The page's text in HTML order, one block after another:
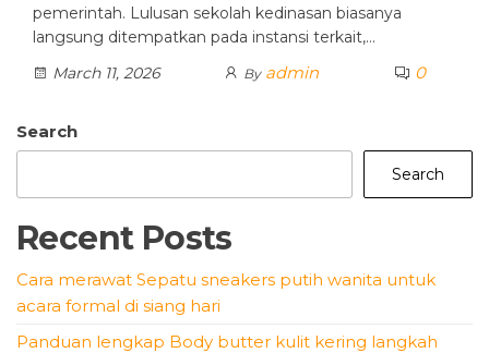
pemerintah. Lulusan sekolah kedinasan biasanya
langsung ditempatkan pada instansi terkait,…
March 11, 2026
By admin 0
Search
Search
Recent Posts
Cara merawat Sepatu sneakers putih wanita untuk
acara formal di siang hari
Panduan lengkap Body butter kulit kering langkah